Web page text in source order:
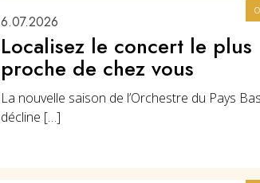
6.07.2026
Localisez le concert le plus
proche de chez vous
La nouvelle saison de l’Orchestre du Pays
décline […]